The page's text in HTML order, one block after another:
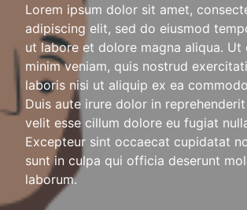
Lorem ipsum dolor sit amet,
adipiscing elit, sed do eiusmod
ut labore et dolore magna aliqua. Ut
minim veniam, quis nostrud
laboris nisi ut aliquip ex ea
Duis aute irure dolor in
velit esse cillum dolore eu fugiat
Excepteur sint occaecat cupidatat
sunt in culpa qui officia deserunt
laborum.